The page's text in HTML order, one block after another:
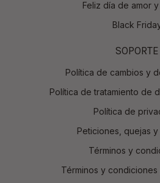
Feliz día de amor
Black
SOPORTE
Política de cambios y
Política de tratamiento de
Política de
Peticiones, quejas
Términos y
Términos y